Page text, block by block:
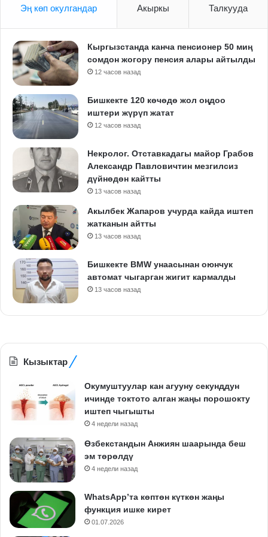
Эң көп окулгандар Акыркы Талкууда
Кыргызстанда канча пенсионер 50 миң
сомдон жогору пенсия алары айтылды
12 часов назад
Бишкекте 120 көчөдө жол оңдоо
иштери жүрүп жатат
12 часов назад
Некролог. Отставкадагы майор Грабов
Александр Павловичтин мезгилсиз
дүйнөдөн кайтты
13 часов назад
Акылбек Жапаров учурда кайда иштеп
жатканын айтты
13 часов назад
Бишкекте BMW унаасынан оюнчук
автомат чыгарган жигит кармалды
13 часов назад
Кызыктар
Окумуштуулар кан агууну секунддун
ичинде токтото алган жаңы порошокту
иштеп чыгышты
4 недели назад
Өзбекстандын Анжиян шаарында беш
эм төрөлдү
4 недели назад
WhatsApp’та көптөн күткөн жаңы
функция ишке кирет
01.07.2026